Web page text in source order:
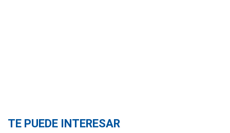
TE PUEDE INTERESAR